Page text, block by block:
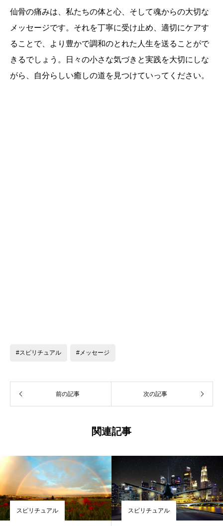
仙骨の痛みは、私たちの体と心、そして魂からの大切な
メッセージです。それを丁寧に受け止め、適切にケアす
ることで、より豊かで調和のとれた人生を送ることがで
きるでしょう。日々の小さな気づきと実践を大切にしな
がら、自分らしい癒しの道を見つけていってください。
#スピリチュアル #メッセージ
前の記事 次の記事
関連記事
スピリチュアル スピリチュアル